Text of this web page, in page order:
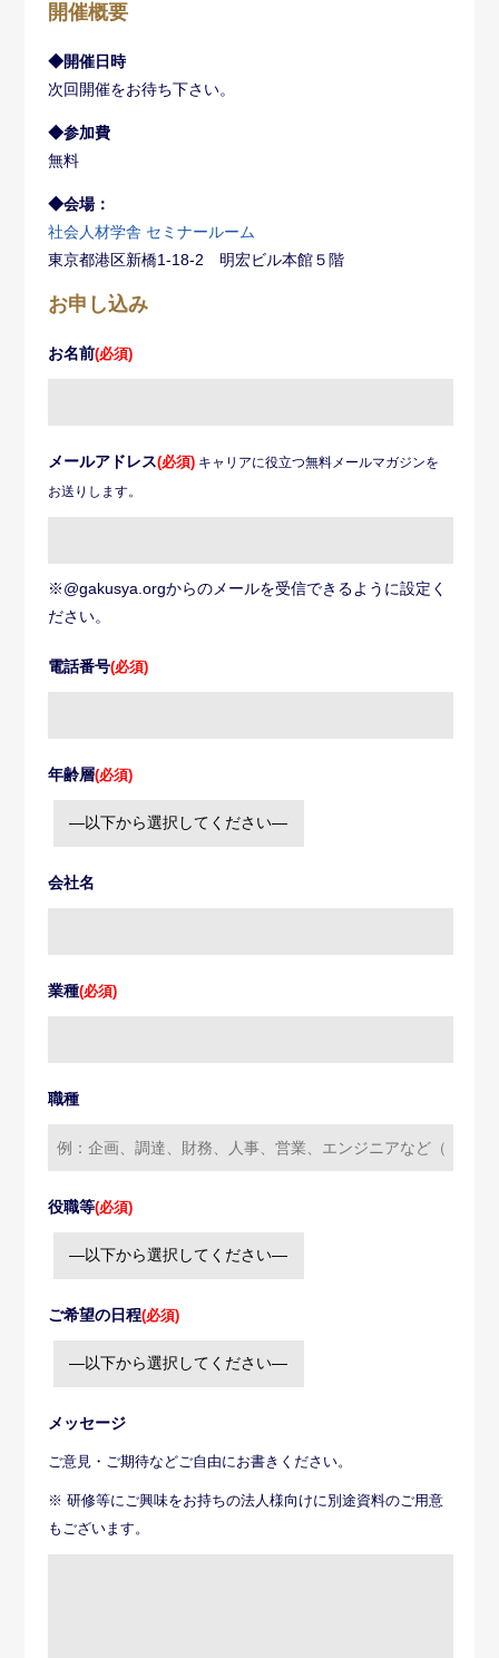
開催概要
◆開催日時
次回開催をお待ち下さい。
◆参加費
無料
◆会場：
社会人材学舎 セミナールーム
東京都港区新橋1-18-2 明宏ビル本館５階
お申し込み
お名前(必須)
メールアドレス(必須)キャリアに役立つ無料メールマガジンを
お送りします。
※@gakusya.orgからのメールを受信できるように設定く
ださい。
電話番号(必須)
年齢層(必須)
会社名
業種(必須)
職種
役職等(必須)
ご希望の日程(必須)
メッセージ
ご意見・ご期待などご自由にお書きください。
※ 研修等にご興味をお持ちの法人様向けに別途資料のご用意
もございます。